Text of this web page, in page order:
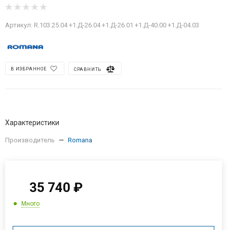
Артикул: R.103.25.04 +1.Д-26.04 +1.Д-26.01 +1.Д-40.00 +1.Д-04.03
В ИЗБРАННОЕ СРАВНИТЬ
Характеристики
Производитель — Romana
35 740 ₽
Много